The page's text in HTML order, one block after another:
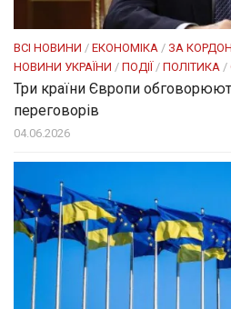
ВСІ НОВИНИ / ЕКОНОМІКА / ЗА
НОВИНИ УКРАЇНИ / ПОДІЇ / ПОЛІТИКА /
Три країни Європи
переговорів
04.06.2026